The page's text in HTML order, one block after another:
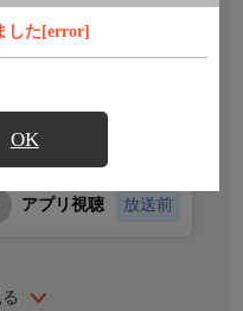
した[error]
OK
アプリ視聴 放送前
持ち帰り、自ら振るった伝